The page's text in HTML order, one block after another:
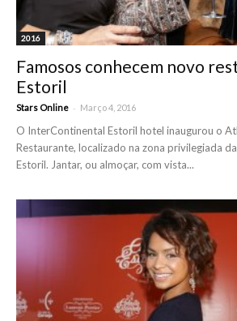
2016
Famosos conhecem novo
Estoril
Stars Online - Março 4, 2016
O InterContinental Estoril hotel inaugurou o
Restaurante, localizado na zona privilegiada
Estoril. Jantar, ou almoçar, com vista...